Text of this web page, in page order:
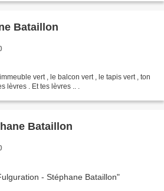
Bataillon
vert , le balcon vert , le tapis vert , ton
lèvres . Et tes lèvres .. .
Bataillon